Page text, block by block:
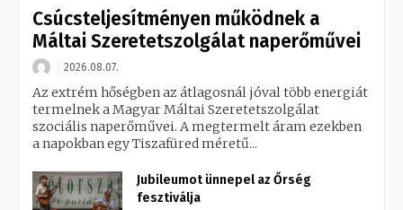
Csúcsteljesítményen működnek a
Máltai Szeretetszolgálat naperőművei
2026.08.07.
Az extrém hőségben az átlagosnál jóval több energiát
termelnek a Magyar Máltai Szeretetszolgálat
szociális naperőművei. A megtermelt áram ezekben
a napokban egy Tiszafüred méretű...
Jubileumot ünnepel az Őrség
fesztiválja